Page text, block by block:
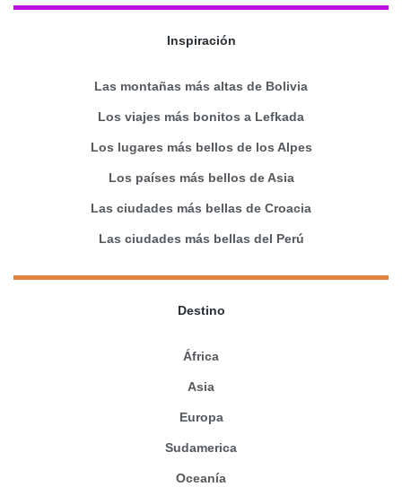
Inspiración
Las montañas más altas de Bolivia
Los viajes más bonitos a Lefkada
Los lugares más bellos de los Alpes
Los países más bellos de Asia
Las ciudades más bellas de Croacia
Las ciudades más bellas del Perú
Destino
África
Asia
Europa
Sudamerica
Oceanía